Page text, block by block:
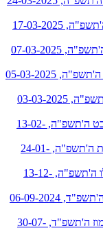
לחץ להאזנה לשעור מיום שני י"ז אדר ה'תשפ"ה, 17-03-2025
לחץ להאזנה לשעור מיום שישי ז' אדר ה'תשפ"ה, 07-03-2025
לחץ להאזנה לשעור מיום רביעי ה' אדר ה'תשפ"ה, 05-03-2025
לחץ להאזנה לשעור מיום שני ג' אדר ה'תשפ"ה, 03-03-2025
לחץ להאזנה לשעור מיום חמישי ט"ו שבט ה'תשפ"ה, 13-02-
לחץ להאזנה לשעור מיום שישי כ"ד טבת ה'תשפ"ה, 24-01-
לחץ להאזנה לשעור מיום שישי י"ב כסלו ה'תשפ"ה, 13-12-
לחץ להאזנה לשעור מיום שישי ג' אלול ה'תשפ"ד, 06-09-2024
לחץ להאזנה לשעור מיום שלישי כ"ד תמוז ה'תשפ"ד, 30-07-